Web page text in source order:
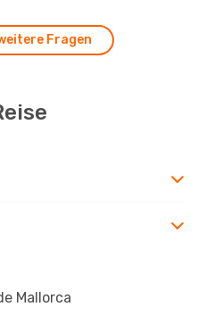
Fragen
Mallorca